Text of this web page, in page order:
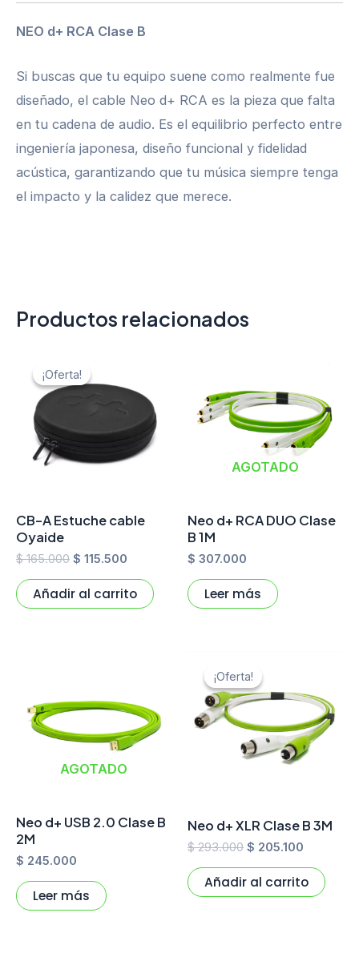
NEO d+ RCA Clase B
Si buscas que tu equipo suene como realmente fue
diseñado, el cable Neo d+ RCA es la pieza que falta
en tu cadena de audio. Es el equilibrio perfecto entre
ingeniería japonesa, diseño funcional y fidelidad
acústica, garantizando que tu música siempre tenga
el impacto y la calidez que merece.
Productos relacionados
¡Oferta!
¡Oferta!
CB-A Estuche cable
Oyaide
$165.000
precio
original
$ 165.000.
$ 115.500
es:
$ 115.500.
Añadir al carrito
AGOTADO
Neo d+ RCA DUO Clase
B 1M
$ 307.000
Leer más
AGOTADO
Neo d+ USB 2.0 Clase B
2M
$ 245.000
Leer más
¡Oferta!
¡Oferta!
Neo d+ XLR Clase B 3M
$293.000
precio
original
era:
$ 205.100
es:
$
Añadir al carrito